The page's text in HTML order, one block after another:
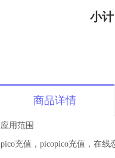
小计
商品详情
应用范围
pico充值，picopico充值，在线